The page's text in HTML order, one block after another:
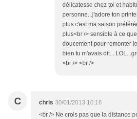
délicatesse chez toi et
personne...j'adore ton
plus c'est ma saison
plus<br /> sensible à ce
doucement pour remonter
bien tu m'avais
<br /> <br />
C chris 30/01/2013 10:16
<br /> Ne crois pas que la distance